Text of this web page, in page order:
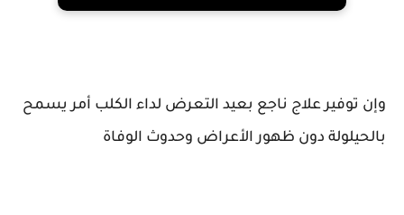
وإن توفير علاج ناجع بعيد التعرض لداء الكلب أمر يسمح
بالحيلولة دون ظهور الأعراض وحدوث الوفاة